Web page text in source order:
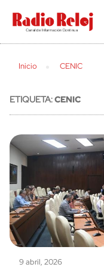
cerrar
Inicio CENIC
ETIQUETA:CENIC
9 abril, 2026